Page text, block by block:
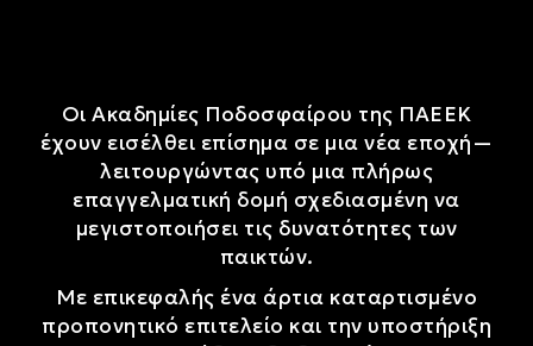
Οι Ακαδημίες Ποδοσφαίρου της ΠΑΕΕΚ
έχουν εισέλθει επίσημα σε μια νέα εποχή—
λειτουργώντας υπό μια πλήρως
επαγγελματική δομή σχεδιασμένη να
μεγιστοποιήσει τις δυνατότητες των
παικτών.
Με επικεφαλής ένα άρτια καταρτισμένο
προπονητικό επιτελείο και την υποστήριξη